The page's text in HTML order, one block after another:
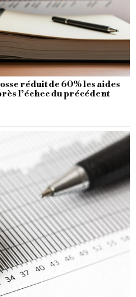
réduit de 60% les aides
l’échec du précédent